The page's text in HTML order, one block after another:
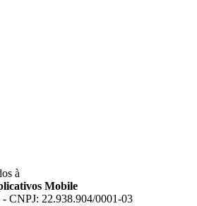
à
Mobile
CNPJ: 22.938.904/0001-03